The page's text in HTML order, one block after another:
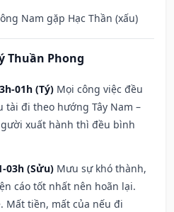
Nam gặp Hạc Thần (xấu)
Thuần Phong
01h (Tý) Mọi công việc đều
đi theo hướng Tây Nam –
xuất hành thì đều bình
03h (Sửu) Mưu sự khó thành,
cáo tốt nhất nên hoãn lại.
Mất tiền, mất của nếu đi